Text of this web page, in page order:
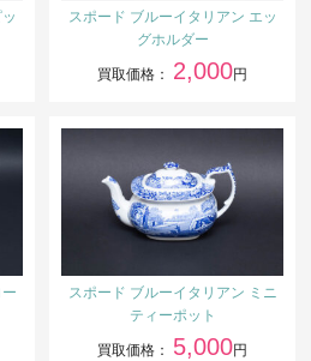
スポード ブルーイタリアン エッ
グホルダー
買取価格： 2,000円
スポード ブルーイタリアン ミニ
ティーポット
買取価格： 5,000円